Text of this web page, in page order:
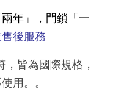
年」，門鎖「一
後服務
皆為國際規格，
用。。